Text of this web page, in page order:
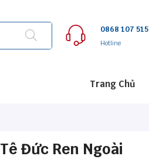
0868 107 515
Hotline
Trang Chủ
Tê Đức Ren Ngoài